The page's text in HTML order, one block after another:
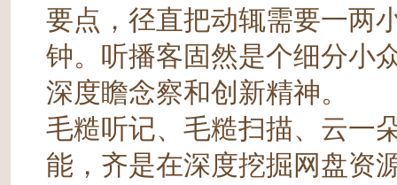
要点，径直把动辄需要一两
钟。听播客固然是个细分小
深度瞻念察和创新精神。
毛糙听记、毛糙扫描、云一
能，齐是在深度挖掘网盘资